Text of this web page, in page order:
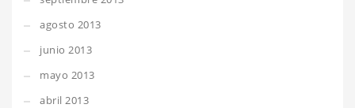
agosto 2013
junio 2013
mayo 2013
abril 2013